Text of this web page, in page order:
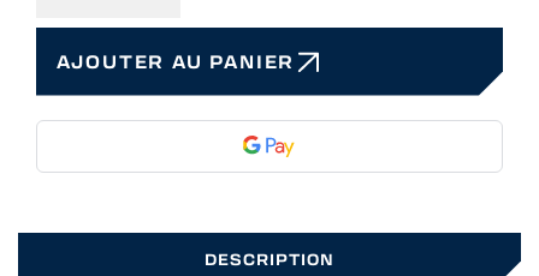
AJOUTER AU PANIER
DESCRIPTION